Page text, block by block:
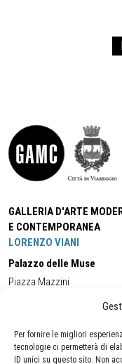
Per fornire le migliori
tecnologie ci permetterà di
ID unici su questo sito. Non
GALLERIA D'ARTE
E CONTEMPORANEA
LORENZO VIANI
Palazzo delle Muse
Piazza Mazzini
Cell:
Tel:
+39 0584 944580
Email: